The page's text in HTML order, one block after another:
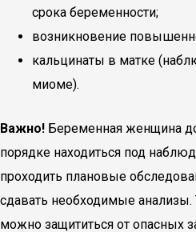
срока беременности;
возникновение
кальцинаты в матке
миоме).
Важно! Беременная женщина
порядке находиться под
проходить плановые
сдавать необходимые
можно защититься от опасных